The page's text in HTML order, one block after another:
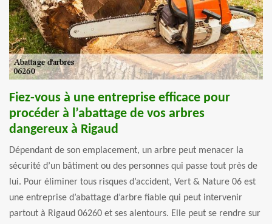
Fiez-vous à une entreprise efficace pour
procéder à l’abattage de vos arbres
dangereux à Rigaud
Dépendant de son emplacement, un arbre peut menacer la
sécurité d’un bâtiment ou des personnes qui passe tout près de
lui. Pour éliminer tous risques d’accident, Vert & Nature 06 est
une entreprise d’abattage d’arbre fiable qui peut intervenir
partout à Rigaud 06260 et ses alentours. Elle peut se rendre sur